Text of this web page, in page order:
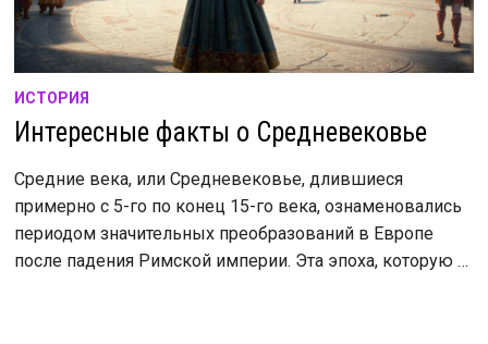
ИСТОРИЯ
Интересные факты о Средневековье
Средние века, или Средневековье, длившиеся
примерно с 5-го по конец 15-го века, ознаменовались
периодом значительных преобразований в Европе
после падения Римской империи. Эта эпоха, которую …